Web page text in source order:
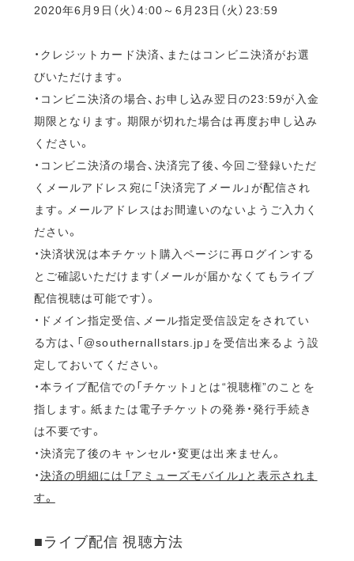
2020年6月9日（火）4:00～6月23日（火）23:59
・クレジットカード決済、またはコンビニ決済がお選
びいただけます。
・コンビニ決済の場合、お申し込み翌日の23:59が入金
期限となります。期限が切れた場合は再度お申し込み
ください。
・コンビニ決済の場合、決済完了後、今回ご登録いただ
くメールアドレス宛に「決済完了メール」が配信され
ます。メールアドレスはお間違いのないようご入力く
ださい。
・決済状況は本チケット購入ページに再ログインする
とご確認いただけます（メールが届かなくてもライブ
配信視聴は可能です）。
・ドメイン指定受信、メール指定受信設定をされてい
る方は、「@southernallstars.jp」を受信出来るよう設
定しておいてください。
・本ライブ配信での「チケット」とは“視聴権”のことを
指します。紙または電子チケットの発券・発行手続き
は不要です。
・決済完了後のキャンセル・変更は出来ません。
・決済の明細には「アミューズモバイル」と表示されま
す。
■ライブ配信 視聴方法